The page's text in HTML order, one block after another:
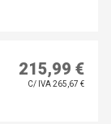
215,99 €
C/ IVA 265,67 €